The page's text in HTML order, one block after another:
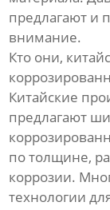
предлагают и
внимание.
Кто они,
Китайские
предлагают
по толщине,
коррозии.
технологии